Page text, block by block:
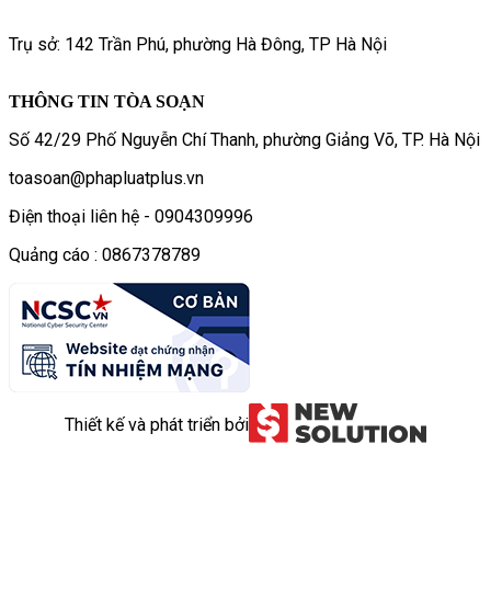
Trụ sở: 142 Trần Phú, phường Hà Đông, TP Hà Nội
THÔNG TIN TÒA SOẠN
Số 42/29 Phố Nguyễn Chí Thanh, phường Giảng Võ, TP. Hà Nội
toasoan@phapluatplus.vn
Điện thoại liên hệ - 0904309996
Quảng cáo : 0867378789
Thiết kế và phát triển bởi